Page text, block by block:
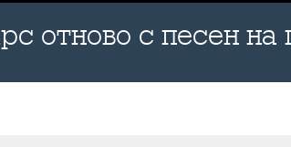
отново с песен на